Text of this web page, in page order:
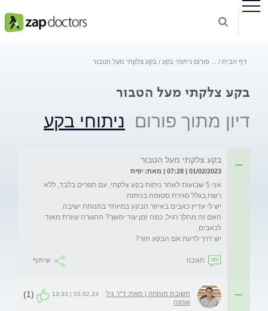
דף הבית פורום ניתוחי בקע בקע צלקתי מעל הטבור
בקע צלקתי מעל הטבור
דיון מתוך פורום ניתוחי בקע
בקע צלקתי מעל הטבור
01/02/2023 | 07:28 | מאת: יפית
אני 5 שבועות לאחר ניתוח בקע צלקתי, עם תפרים בלבד, ללא
האם זה מהלך רגיל, כמה זמן עוד ימשך? החגורה עוזרת מאוד
יש דרך לדעת אם הבקע חזר?
תגובה שיתוף
תשובת מומחה | מאת: ד"ר גיל
אוחנה
03.02.23 | 13:33
(1)